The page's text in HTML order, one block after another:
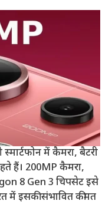
में कैमरा, बैटरी
हैं। 200MP कैमरा,
8 Gen 3 चिपसेट इसे
में इसकी संभावित कीमत